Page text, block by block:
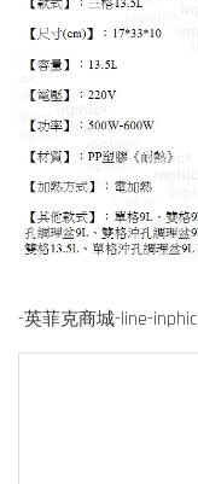
-英菲克商城-line-inphic